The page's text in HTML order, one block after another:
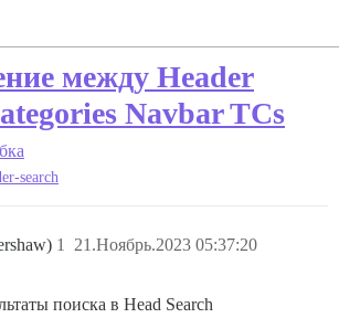
между Header
Navbar TCs
search
21.Ноябрь.2023 05:37:20
1
поиска в Head Search